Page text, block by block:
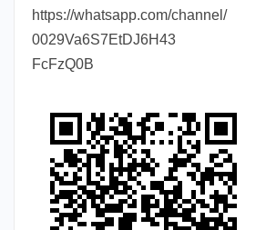
https://whatsapp.com/channel/
0029Va6S7EtDJ6H43
FcFzQ0B